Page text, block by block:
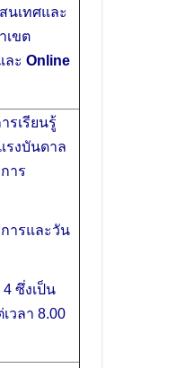
นเทศและ
เขต
ละ Online
รเรียนรู้
รงบันดาล
าร
ารและวัน
ซึ่งเป็น
วลา 8.00